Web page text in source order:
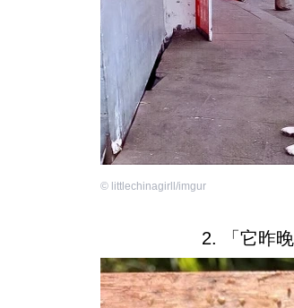
© littlechinagirll/imgur
2. 「它昨